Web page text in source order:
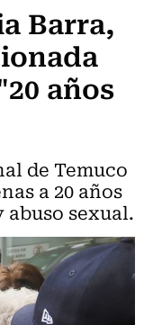
Barra,
años
de Temuco
a 20 años
sexual.